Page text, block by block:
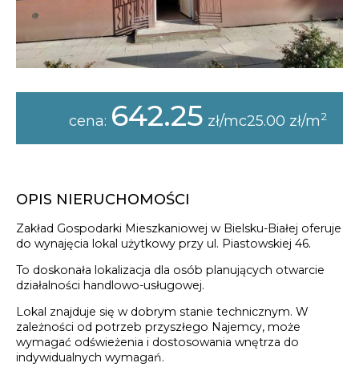
Nowości
cena: 642.25 zł/mc25.00 zł/m2
OPIS NIERUCHOMOŚCI
Zakład Gospodarki Mieszkaniowej w Bielsku-Białej oferuje
do wynajęcia lokal użytkowy przy ul. Piastowskiej 46.
To doskonała lokalizacja dla osób planujących otwarcie
działalności handlowo-usługowej.
Lokal znajduje się w dobrym stanie technicznym. W
zależności od potrzeb przyszłego Najemcy, może
wymagać odświeżenia i dostosowania wnętrza do
indywidualnych wymagań.